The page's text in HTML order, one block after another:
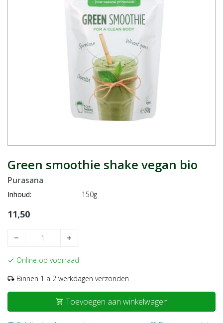
Green smoothie shake vegan bio
Purasana
Inhoud: 150g
11,50
remove add
check Online op voorraad
local_shipping Binnen 1 a 2 werkdagen verzonden
shopping_cart Toevoegen aan winkelwagen